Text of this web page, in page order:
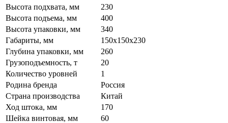
Высота подхвата, мм
230
Высота подъема, мм
400
Высота упаковки, мм
340
Габариты, мм
150х150х230
Глубина упаковки, мм
260
Грузоподъемность, т
20
Количество уровней
1
Родина бренда
Россия
Страна производства
Китай
Ход штока, мм
170
Шейка винтовая, мм
60